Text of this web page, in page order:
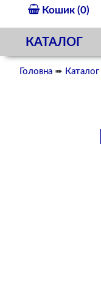
Кошик (0)
КАТАЛОГ
Головна ➠ Каталог